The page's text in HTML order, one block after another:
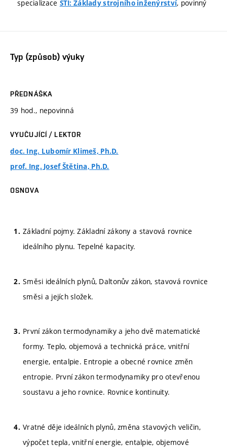
specializace STI: Základy strojního inženýrství, povinný
Typ (způsob) výuky
PŘEDNÁŠKA
39 hod., nepovinná
VYUČUJÍCÍ / LEKTOR
doc. Ing. Lubomír Klimeš, Ph.D.
prof. Ing. Josef Štětina, Ph.D.
OSNOVA
Základní pojmy. Základní zákony a stavová rovnice
ideálního plynu. Tepelné kapacity.
Směsi ideálních plynů, Daltonův zákon, stavová rovnice
směsi a jejích složek.
První zákon termodynamiky a jeho dvě matematické
formy. Teplo, objemová a technická práce, vnitřní
energie, entalpie. Entropie a obecné rovnice změn
entropie. První zákon termodynamiky pro otevřenou
soustavu a jeho rovnice. Rovnice kontinuity.
Vratné děje ideálních plynů, změna stavových veličin,
výpočet tepla, vnitřní energie, entalpie, objemové